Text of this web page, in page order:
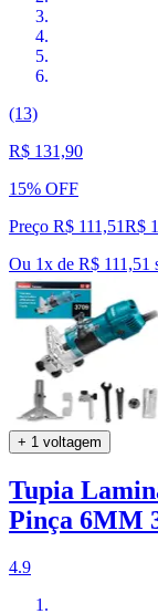
(13)
R$ 131,90
15% OFF
Preço R$ 111,51R$
Ou 1x de R$ 111,51
+ 1 voltagem
Tupia
Pinça 6MM
4.9